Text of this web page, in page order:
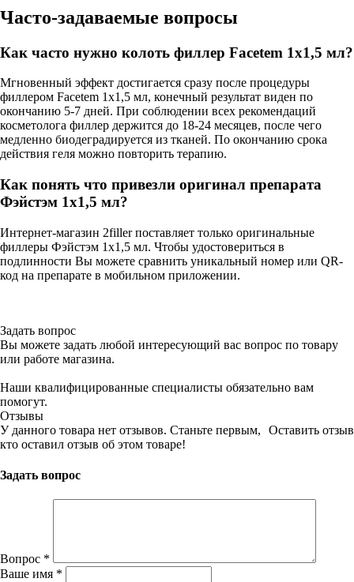
Часто-задаваемые вопросы
Как часто нужно колоть филлер Facetem 1x1,5 мл?
Мгновенный эффект достигается сразу после процедуры
филлером Facetem 1x1,5 мл, конечный результат виден по
окончанию 5-7 дней. При соблюдении всех рекомендаций
косметолога филлер держится до 18-24 месяцев, после чего
медленно биодеградируется из тканей. По окончанию срока
действия геля можно повторить терапию.
Как понять что привезли оригинал препарата
Фэйстэм 1x1,5 мл?
Интернет-магазин 2filler поставляет только оригинальные
филлеры Фэйстэм 1x1,5 мл. Чтобы удостовериться в
подлинности Вы можете сравнить уникальный номер или QR-
код на препарате в мобильном приложении.
Задать вопрос
Вы можете задать любой интересующий вас вопрос по товару
или работе магазина.
Наши квалифицированные специалисты обязательно вам
помогут.
Отзывы
Оставить отзыв
У данного товара нет отзывов. Станьте первым,
кто оставил отзыв об этом товаре!
Задать вопрос
Вопрос *
Ваше имя *